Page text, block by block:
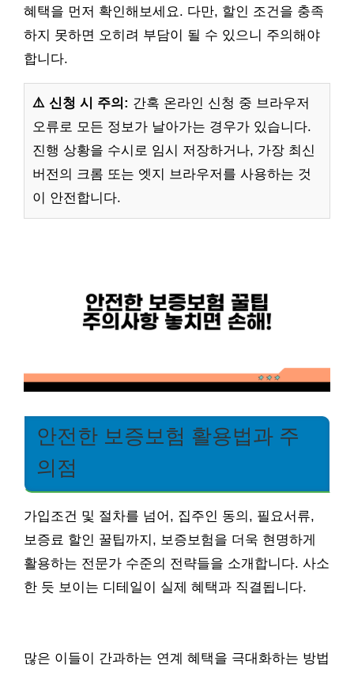
혜택을 먼저 확인해보세요. 다만, 할인 조건을 충족
하지 못하면 오히려 부담이 될 수 있으니 주의해야
합니다.
⚠️ 신청 시 주의: 간혹 온라인 신청 중 브라우저
오류로 모든 정보가 날아가는 경우가 있습니다.
진행 상황을 수시로 임시 저장하거나, 가장 최신
버전의 크롬 또는 엣지 브라우저를 사용하는 것
이 안전합니다.
안전한 보증보험 활용법과 주
의점
가입조건 및 절차를 넘어, 집주인 동의, 필요서류,
보증료 할인 꿀팁까지, 보증보험을 더욱 현명하게
활용하는 전문가 수준의 전략들을 소개합니다. 사소
한 듯 보이는 디테일이 실제 혜택과 직결됩니다.
많은 이들이 간과하는 연계 혜택을 극대화하는 방법